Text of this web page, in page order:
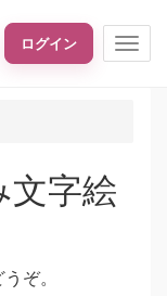
ログイン
ぞ。